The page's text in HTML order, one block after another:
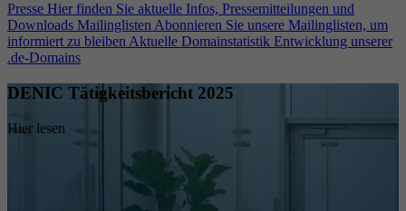
Presse Hier finden Sie aktuelle Infos, Pressemitteilungen und
Downloads Mailinglisten Abonnieren Sie unsere Mailinglisten, um
informiert zu bleiben Aktuelle Domainstatistik Entwicklung unserer
.de-Domains
DENIC Tätigkeitsbericht 2025
Hier lesen